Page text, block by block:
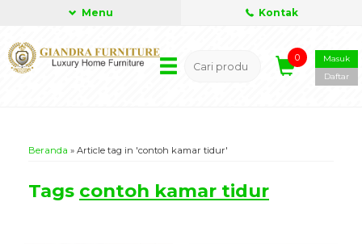
Menu Kontak
0
Masuk
Daftar
Beranda » Article tag in 'contoh kamar tidur'
Tags contoh kamar tidur